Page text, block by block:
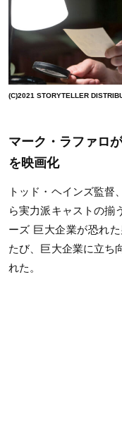
(C)2021 STORYTELLER
マーク・ラファロ
を映画化
トッド・ヘインズ監督
ら実力派キャストの揃
ーズ 巨大企業が恐れ
たび、巨大企業に立ち
れた。